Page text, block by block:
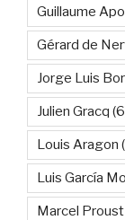
Guillaume
Gérard de
Jorge Luis
Julien Gracq
Louis Aragon
Luis García
Marcel Proust